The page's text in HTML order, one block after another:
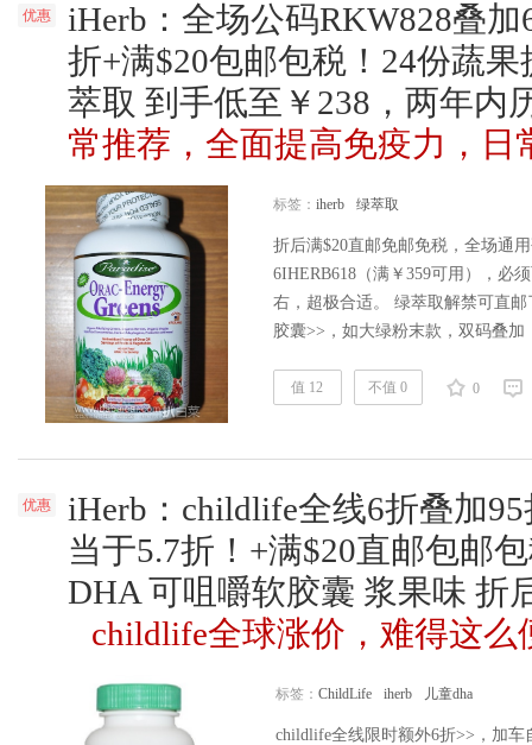
优惠
iHerb：全场公码RKW828叠加
折+满$20包邮包税！24份蔬
萃取 到手低至￥238，两年内
常推荐，全面提高免疫力，日
标签： iherb 绿萃取
折后满$20直邮免邮免税，全场通
6IHERB618（满￥359可用），必
右，超极合适。 绿萃取解禁可直
胶囊>>，如大绿粉末款，双码叠
算。 iherb购买地址>> 大热明星
值 12 不值 0 0
优惠
iHerb：childlife全线6折叠加
当于5.7折！+满$20直邮包邮
DHA 可咀嚼软胶囊 浆果味 折
childlife全球涨价，难得这么
标签： ChildLife iherb 儿童dha
childlife全线限时额外6折>>，加车